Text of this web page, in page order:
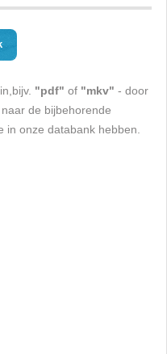
"pdf" of "mkv" - door
de bijbehorende
in onze databank hebben.